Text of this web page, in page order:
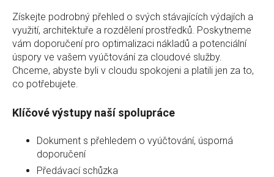
Získejte podrobný přehled o svých stávajících výdajích a
využití, architektuře a rozdělení prostředků. Poskytneme
vám doporučení pro optimalizaci nákladů a potenciální
úspory ve vašem vyúčtování za cloudové služby.
Chceme, abyste byli v cloudu spokojeni a platili jen za to,
co potřebujete.
Klíčové výstupy naší spolupráce
Dokument s přehledem o vyúčtování, úsporná
doporučení
Předávací schůzka